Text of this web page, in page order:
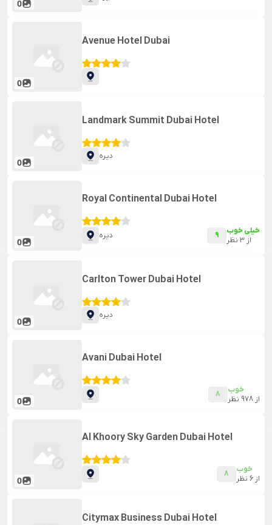
0
0
Avenue Hotel Dubai
0
Landmark Summit Dubai Hotel
دیره
0
Royal Continental Dubai Hotel
دیره 9
خیلی خوب
از 3 نظر
0
Carlton Tower Dubai Hotel
دیره
0
Avani Dubai Hotel
8
خوب
از 978 نظر
0
Al Khoory Sky Garden Dubai Hotel
8
خوب
از 6 نظر
Citymax Business Dubai Hotel